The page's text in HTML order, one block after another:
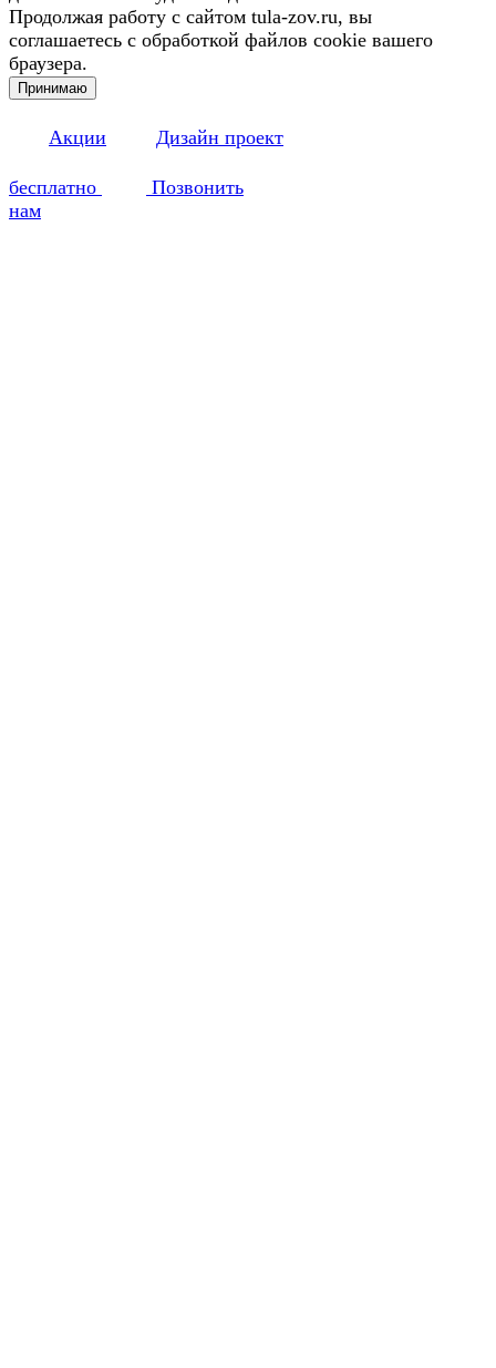
Продолжая работу с сайтом tula-zov.ru, вы
соглашаетесь с обработкой файлов cookie вашего
браузера.
Принимаю
Акции Дизайн проект
бесплатно
Позвонить
нам